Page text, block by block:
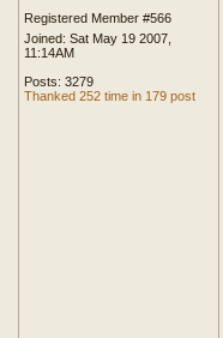
Registered Member #566
Joined: Sat May 19 2007,
11:14AM
Posts: 3279
Thanked 252 time in 179 post